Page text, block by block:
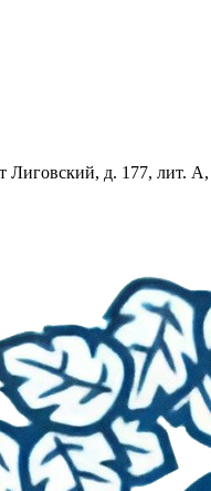
Лиговский, д. 177, лит.